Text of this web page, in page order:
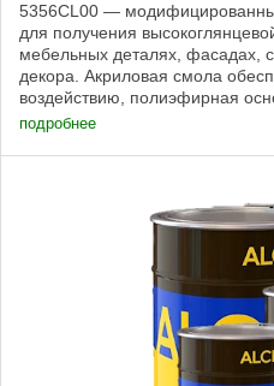
5356CL00 —
для получения
мебельных деталях, фасадах,
декора. Акриловая смола
воздействию, полиэфирная
подробнее